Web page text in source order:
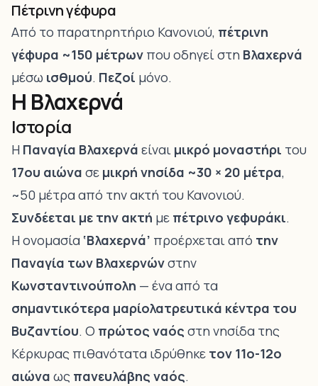
Πέτρινη γέφυρα
Από το παρατηρητήριο Κανονιού, πέτρινη
γέφυρα ~150 μέτρων που οδηγεί στη Βλαχερνά
μέσω ισθμού. Πεζοί μόνο.
Η Βλαχερνά
Ιστορία
Η Παναγία Βλαχερνά είναι μικρό μοναστήρι του
17ου αιώνα σε μικρή νησίδα ~30 × 20 μέτρα,
~50 μέτρα από την ακτή του Κανονιού.
Συνδέεται με την ακτή με πέτρινο γεφυράκι.
Η ονομασία ‘Βλαχερνά’ προέρχεται από την
Παναγία των Βλαχερνώνστην
Κωνσταντινούπολη — ένα από τα
σημαντικότερα μαρίολατρευτικά κέντρα του
Βυζαντίου. Ο πρώτος ναός στη νησίδα της
Κέρκυρας πιθανότατα ιδρύθηκε τον 11ο-12ο
αιώνα ως πανευλάβης ναός.